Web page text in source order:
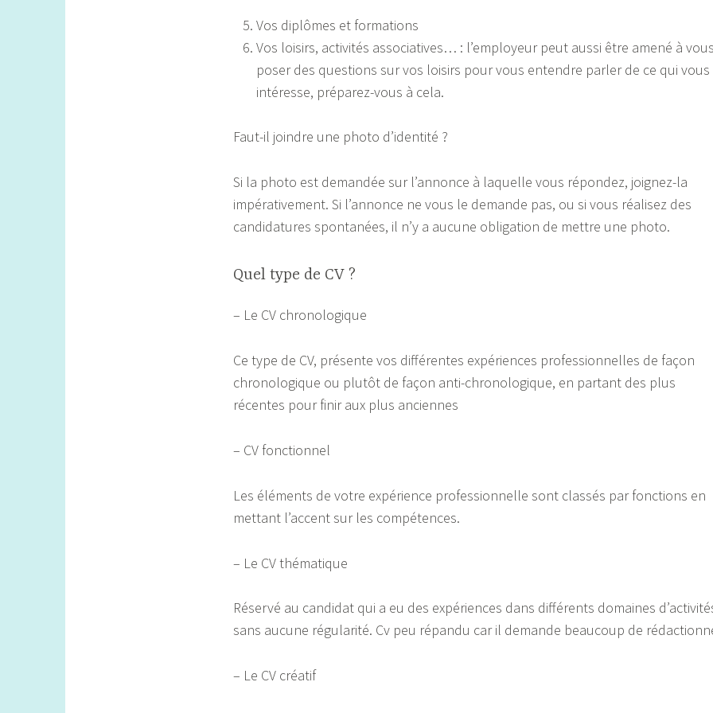
Vos diplômes et formations
Vos loisirs, activités associatives… : l’employeur peut aussi être amené à vous
poser des questions sur vos loisirs pour vous entendre parler de ce qui vous
intéresse, préparez-vous à cela.
Faut-il joindre une photo d’identité ?
Si la photo est demandée sur l’annonce à laquelle vous répondez, joignez-la
impérativement. Si l’annonce ne vous le demande pas, ou si vous réalisez des
candidatures spontanées, il n’y a aucune obligation de mettre une photo.
Quel type de CV ?
– Le CV chronologique
Ce type de CV, présente vos différentes expériences professionnelles de façon
chronologique ou plutôt de façon anti-chronologique, en partant des plus
récentes pour finir aux plus anciennes
– CV fonctionnel
Les éléments de votre expérience professionnelle sont classés par fonctions en
mettant l’accent sur les compétences.
– Le CV thématique
Réservé au candidat qui a eu des expériences dans différents domaines
sans aucune régularité. Cv peu répandu car il demande beaucoup de
– Le CV créatif